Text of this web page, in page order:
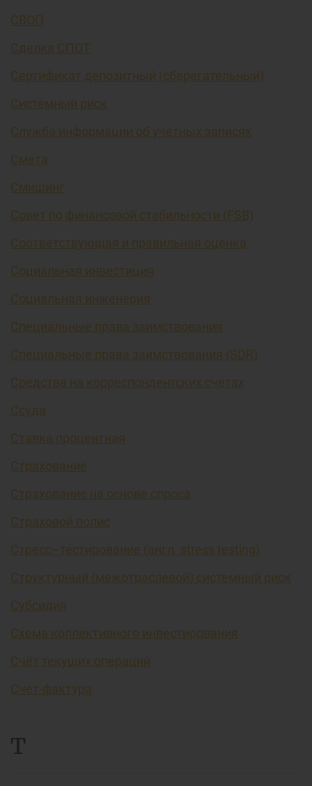
СВОП
Сделка СПОТ
Сертификат депозитный (сберегательный)
Системный риск
Служба информации об учетных записях
Смета
Смишинг
Совет по финансовой стабильности (FSB)
Соответствующая и правильная оценка
Социальная инвестиция
Социальная инженерия
Специальные права заимствования
Специальные права заимствования (SDR)
Средства на корреспондентских счетах
Ссуда
Ставка процентная
Страхование
Страхование на основе спроса
Страховой полис
Стресс–тестирование (англ. stress testing)
Структурный (межотраслевой) системный риск
Субсидия
Схема коллективного инвестирования
Счёт текущих операций
Счет-фактура
Т